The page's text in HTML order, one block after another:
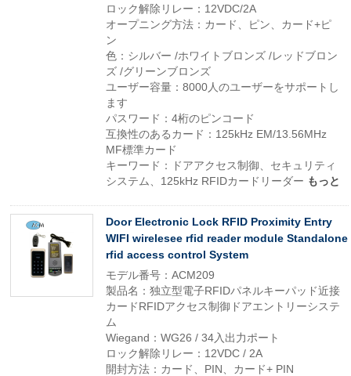
ロック解除リレー：12VDC/2A
オープニング方法：カード、ピン、カード+ピ
ン
色：シルバー /ホワイトブロンズ /レッドブロン
ズ /グリーンブロンズ
ユーザー容量：8000人のユーザーをサポートし
ます
パスワード：4桁のピンコード
互換性のあるカード：125kHz EM/13.56MHz
MF標準カード
キーワード：ドアアクセス制御、セキュリティ
システム、125kHz RFIDカードリーダー もっと
Door Electronic Lock RFID Proximity Entry
WIFI wirelesee rfid reader module Standalone
rfid access control System
モデル番号：ACM209
製品名：独立型電子RFIDパネルキーパッド近接
カードRFIDアクセス制御ドアエントリーシステ
ム
Wiegand：WG26 / 34入出力ポート
ロック解除リレー：12VDC / 2A
開封方法：カード、PIN、カード+ PIN